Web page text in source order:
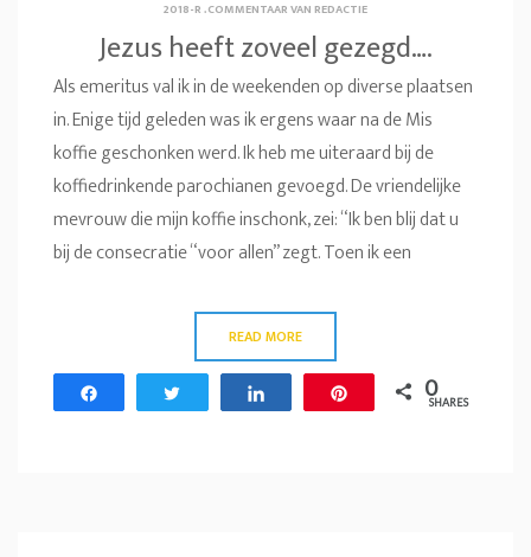
2018-R.COMMENTAAR VAN REDACTIE
Jezus heeft zoveel gezegd….
Als emeritus val ik in de weekenden op diverse plaatsen
in. Enige tijd geleden was ik ergens waar na de Mis
koffie geschonken werd. Ik heb me uiteraard bij de
koffiedrinkende parochianen gevoegd. De vriendelijke
mevrouw die mijn koffie inschonk, zei: “Ik ben blij dat u
bij de consecratie “voor allen” zegt. Toen ik een
READ MORE
0
SHARES